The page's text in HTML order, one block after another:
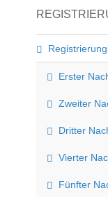
Erster
Zweiter
Dritter
Vierter
Fünfter